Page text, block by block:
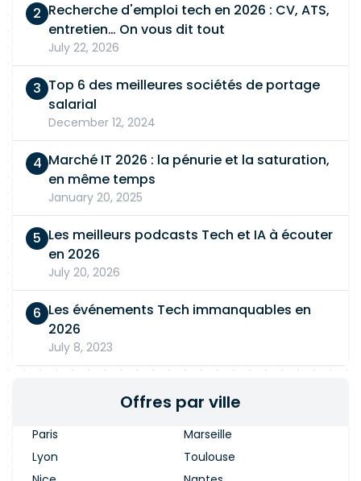
Recherche d'emploi tech en 2026 : CV, ATS,
entretien… On vous dit tout
July 22, 2026
Top 6 des meilleures sociétés de portage
salarial
December 12, 2024
Marché IT 2026 : la pénurie et la saturation,
en même temps
January 20, 2025
Les meilleurs podcasts Tech et IA à écouter
en 2026
July 20, 2026
Les événements Tech immanquables en
2026
July 8, 2023
Offres par ville
Paris
Marseille
Lyon
Toulouse